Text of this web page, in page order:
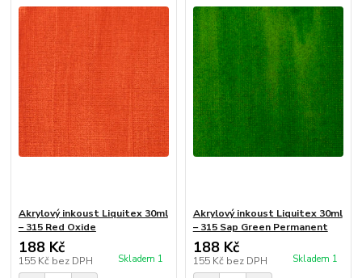
Akrylový inkoust Liquitex 30ml
– 315 Red Oxide
188 Kč
155 Kč bez DPH Skladem 1
Akrylový inkoust Liquitex 30ml
– 315 Sap Green Permanent
188 Kč
155 Kč bez DPH Skladem 1